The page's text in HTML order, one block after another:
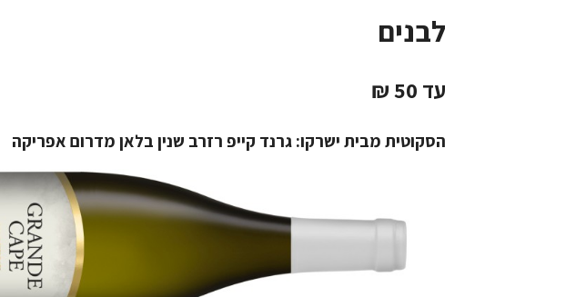
לבנים
עד 50 ₪
הסקוטית מבית ישרקו: גרנד קייפ רזרב שנין בלאן מדרום אפריקה